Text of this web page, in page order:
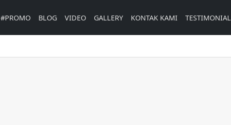
#PROMO BLOG VIDEO GALLERY KONTAK KAMI TESTIMONIAL